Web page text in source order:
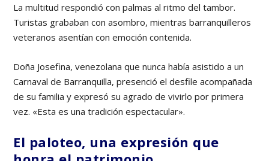
La multitud respondió con palmas al ritmo del tambor.
Turistas grababan con asombro, mientras barranquilleros
veteranos asentían con emoción contenida.
Doña Josefina, venezolana que nunca había asistido a un
Carnaval de Barranquilla, presenció el desfile acompañada
de su familia y expresó su agrado de vivirlo por primera
vez. «Esta es una tradición espectacular».
El paloteo, una expresión que